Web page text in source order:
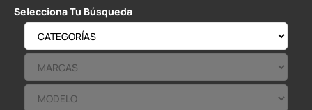
Selecciona Tu Búsqueda